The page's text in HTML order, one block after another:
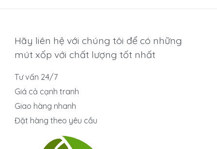
Hãy liên hệ với chúng tôi để có những
mút xốp với chất lượng tốt nhất
Tư vấn 24/7
Giá cả cạnh tranh
Giao hàng nhanh
Đặt hàng theo yêu cầu